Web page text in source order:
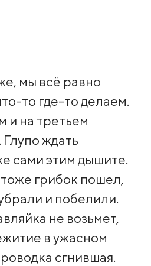
мы всё равно
то где-то делаем.
и на третьем
ждать
сами этим дышите.
грибок пошел,
и побелили.
не возьмет,
в ужасном
сгнившая.